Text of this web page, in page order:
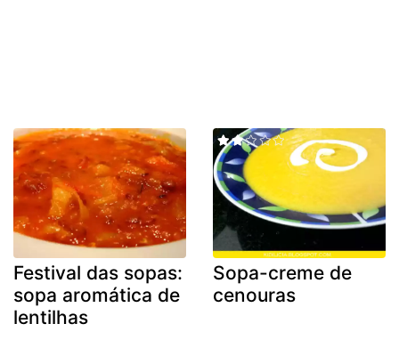
Festival das sopas:
sopa aromática de
lentilhas
Sopa-creme de
cenouras